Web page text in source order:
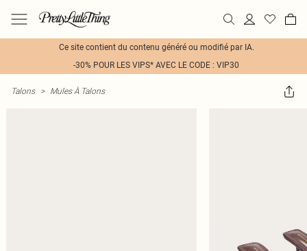
Ce site contient du contenu généré ou modifié par IA.
-30% POUR LES VIPS* AVEC LE CODE : VIP30
Talons > Mules À Talons